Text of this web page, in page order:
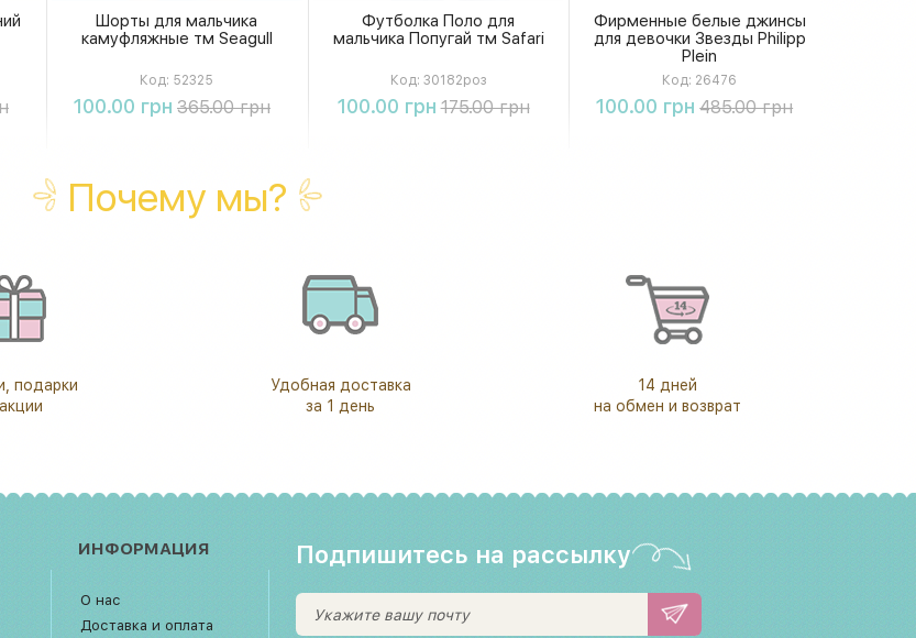
Шорты для мальчика
камуфляжные тм Seagull
Код: 52325
100.00 грн 365.00 грн
Купить
Футболка Поло для
мальчика Попугай тм Safari
Код: 30182роз
100.00 грн 175.00 грн
Купить
Фирменные белые джинсы
для девочки Звезды Philipp
Plein
Код: 26476
100.00 грн 485.00 грн
Купить
Почему мы?
подарки
Удобная доставка
за 1 день
14 дней
на обмен и возврат
ИНФОРМАЦИЯ
О нас
Доставка и оплата
Подпишитесь на рассылку